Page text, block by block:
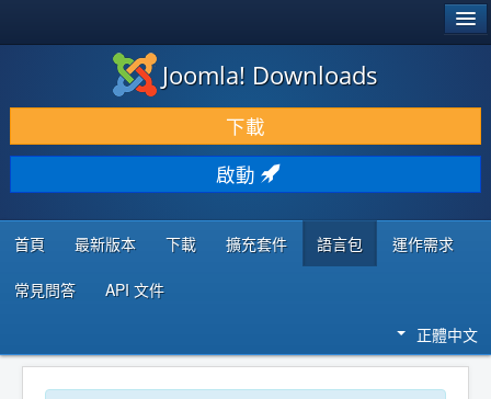
下載 & 擴充
發現 & 學習
社群 & 支援
程式者資源
Joomla! Downloads
下載
啟動
首頁 最新版本 下載 擴充套件 語言包 運作需求
常見問答 API 文件
正體中文